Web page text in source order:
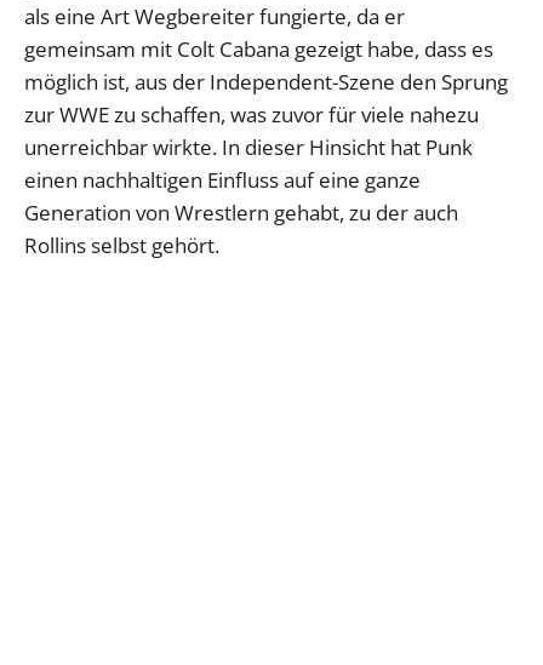
als eine Art Wegbereiter fungierte, da er
gemeinsam mit Colt Cabana gezeigt habe, dass es
möglich ist, aus der Independent-Szene den Sprung
zur WWE zu schaffen, was zuvor für viele nahezu
unerreichbar wirkte. In dieser Hinsicht hat Punk
einen nachhaltigen Einfluss auf eine ganze
Generation von Wrestlern gehabt, zu der auch
Rollins selbst gehört.